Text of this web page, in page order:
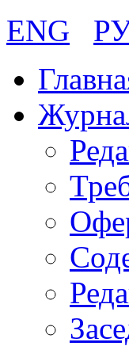
ENG